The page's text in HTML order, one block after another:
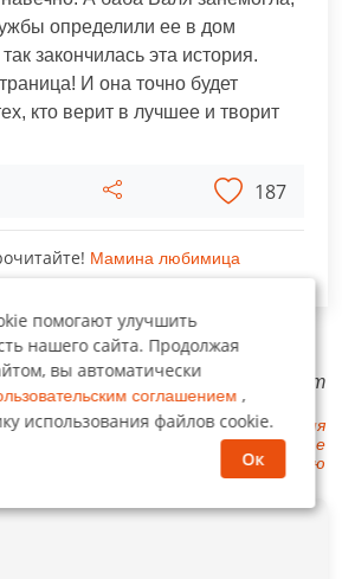
определили ее в дом
закончилась эта история.
И она точно будет
кто верит в лучшее и творит
187
Мамина любимица
Следующий пост
Не любили вы меня
хорошую, получайте
плохую
помогают улучшить
нашего сайта. Продолжая
вы автоматически
соглашением ,
использования файлов cookie.
Ок